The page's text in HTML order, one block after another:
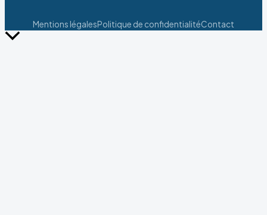
Mentions légalesPolitique de confidentialitéContact